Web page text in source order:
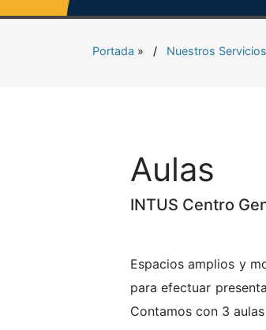
Portada » Nuestros Servicios
Aulas
INTUS Centro
Espacios amplios y
para efectuar
Contamos con 3